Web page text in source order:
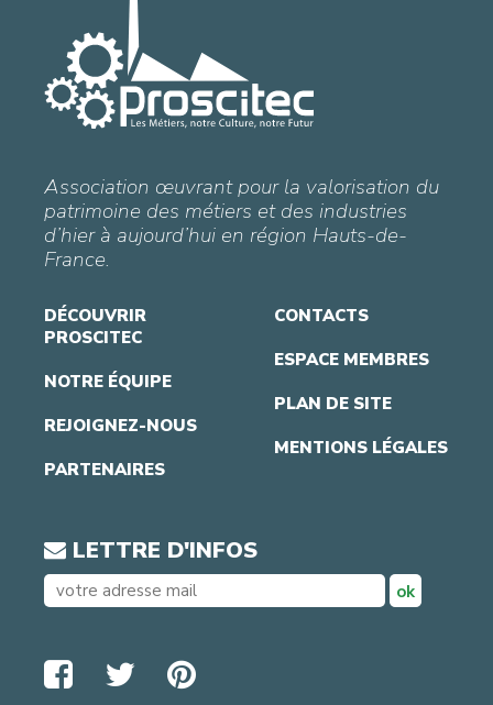
Association œuvrant pour la valorisation du
patrimoine des métiers et des industries
d’hier à aujourd’hui en région Hauts-de-
France.
DÉCOUVRIR
PROSCITEC
NOTRE ÉQUIPE
REJOIGNEZ-NOUS
PARTENAIRES
CONTACTS
ESPACE MEMBRES
PLAN DE SITE
MENTIONS LÉGALES
LETTRE D'INFOS